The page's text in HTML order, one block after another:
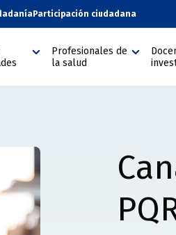
Participación ciudadana
Profesionales de
la salud